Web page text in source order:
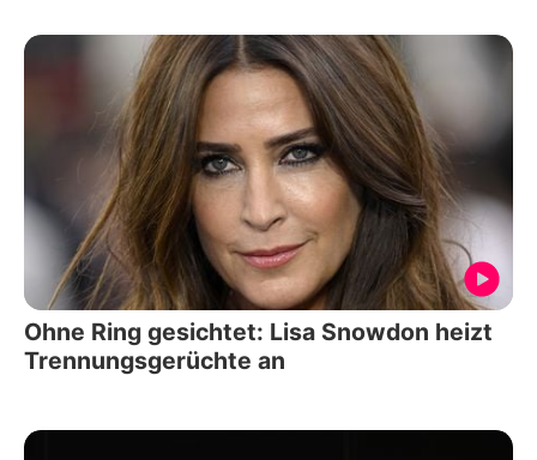
Ohne Ring gesichtet: Lisa Snowdon heizt
Trennungsgerüchte an